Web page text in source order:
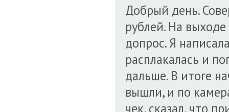
Добрый день.
рублей. На
допрос. Я
расплакалась и
дальше. В итоге
вышли, и по
чек, сказал, что